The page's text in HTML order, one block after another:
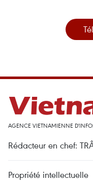
AGENCE VIETNAMIENNE
Rédacteur en chef:
Propriété intellectuelle